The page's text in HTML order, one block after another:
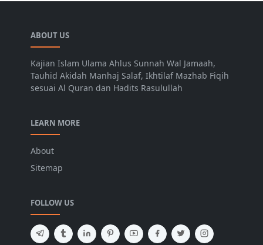
ABOUT US
Kajian Islam Ulama Ahlus Sunnah Wal Jamaah,
Tauhid Akidah Manhaj Salaf, Ikhtilaf Mazhab Fiqih
sesuai Al Quran dan Hadits Rasulullah
LEARN MORE
About
Sitemap
FOLLOW US